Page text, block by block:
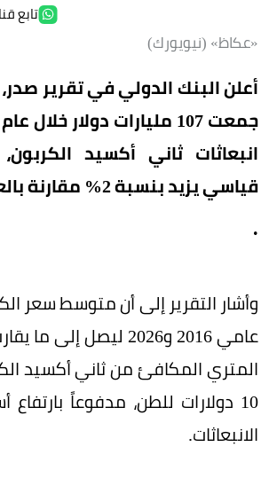
تابع
«عكاظ» (نيويورك)
أعلن البنك الدولي في تقرير
انبعاثات ثاني أكسيد
قياسي يزيد بنسبة 2% مقارنة بالعام الأسبق
.
وأشار التقرير إلى أن متوسط ​​سعر
المتري المكافئ من ثاني أكسيد
10 دولارات للطن، مدفوعاً
الانبعاثات.